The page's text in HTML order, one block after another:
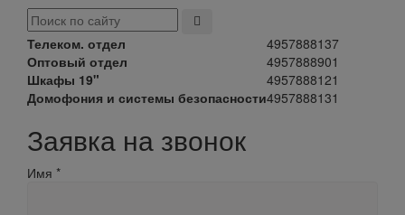
Телеком. отдел
4957888137
Оптовый отдел
4957888901
Шкафы 19"
4957888121
Домофония и системы безопасности4957888131
Заявка на звонок
Имя *